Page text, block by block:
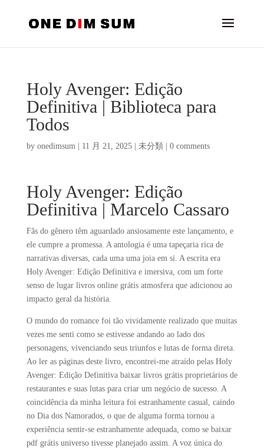
Holy Avenger: Edição
Definitiva | Biblioteca para
Todos
by onedimsum| 11 月 21, 2025| 未分類 0 comments
Holy Avenger: Edição
Definitiva | Marcelo Cassaro
Fãs do gênero têm aguardado ansiosamente este lançamento, e
ele cumpre a promessa. A antologia é uma tapeçaria rica de
narrativas diversas, cada uma uma joia em si. A escrita era
Holy Avenger: Edição Definitiva e imersiva, com um forte
senso de lugar livros online grátis atmosfera que adicionou ao
impacto geral da história.
O mundo do romance foi tão vividamente realizado que muitas
vezes me senti como se estivesse andando ao lado dos
personagens, vivenciando seus triunfos e lutas de forma direta.
Ao ler as páginas deste livro, encontrei-me atraído pelas Holy
Avenger: Edição Definitiva baixar livros grátis proprietários de
restaurantes e suas lutas para criar um negócio de sucesso. A
coincidência da minha leitura foi estranhamente casual, caindo
no Dia dos Namorados, o que de alguma forma tornou a
experiência sentir-se estranhamente adequada, como se baixar
pdf grátis universo tivesse planejado assim. A voz única do